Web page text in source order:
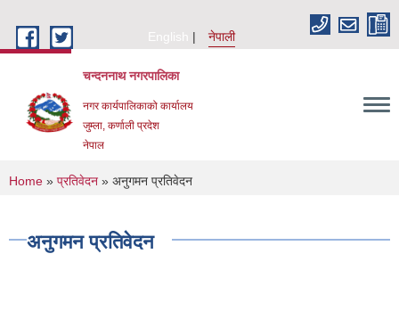
English
नेपाली
चन्दननाथ नगरपालिका
नगर कार्यपालिकाको कार्यालय
जुम्ला, कर्णाली प्रदेश
नेपाल
You are here
Home » प्रतिवेदन » अनुगमन प्रतिवेदन
अनुगमन प्रतिवेदन